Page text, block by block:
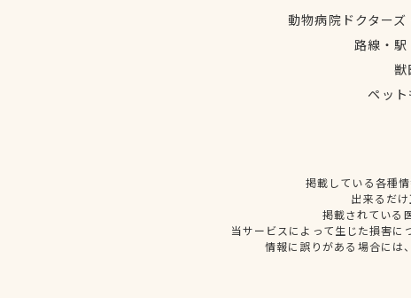
動物病院ドクター
路線・
獣
ペッ
掲載している各種
出来るだ
掲載されている
当サービスによって生じた損害
情報に誤りがある場合には